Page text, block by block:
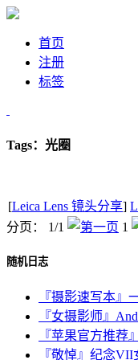
首页
注册
标签
Tags：光圈
[Leica Lens 镜头分享]
分页： 1/1
1
随机日志
『摄影速写本』
『女摄影师』
『苹果官方推荐
『敬悼』纪念VII